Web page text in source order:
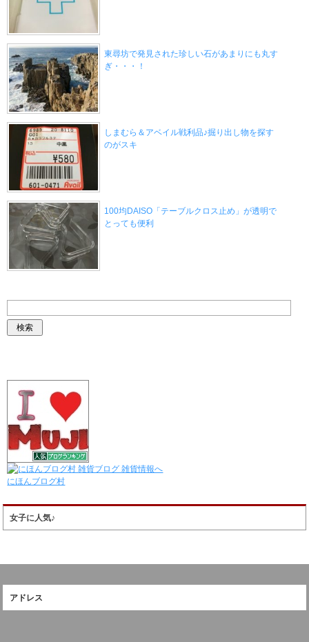
東尋坊で発見された珍しい石があまりにも丸す
ぎ・・・！
しまむら＆アベイル戦利品♪掘り出し物を探す
のがスキ
100均DAISO「テーブルクロス止め」が透明で
とっても便利
にほんブログ村
女子に人気♪
アドレス